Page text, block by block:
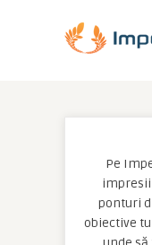
Pe
ponturi
obiective